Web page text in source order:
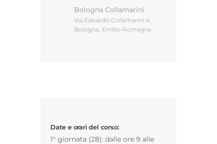
Gestione d’impresa
Bologna Collamarini
Via Edoardo Collamarini 4,
Bologna, Emilia-Romagna
Date e orari del corso:
1° giornata (28): dalle ore 9 alle